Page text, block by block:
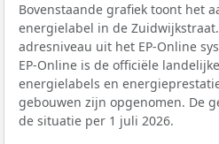
Bovenstaande grafiek toont het
energielabel in de
adresniveau uit het EP-Online
EP-Online is de officiële
energielabels en
gebouwen zijn opgenomen. De
de situatie per 1 juli 2026.